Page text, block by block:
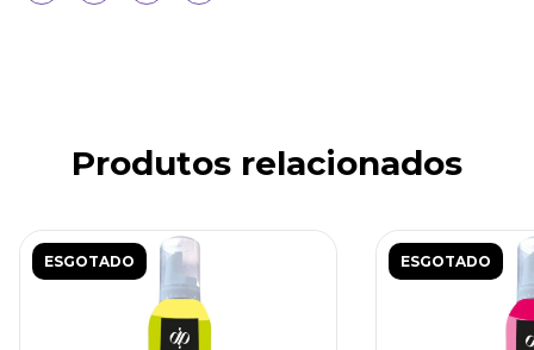
Produtos relacionados
ESGOTADO ESGOTADO